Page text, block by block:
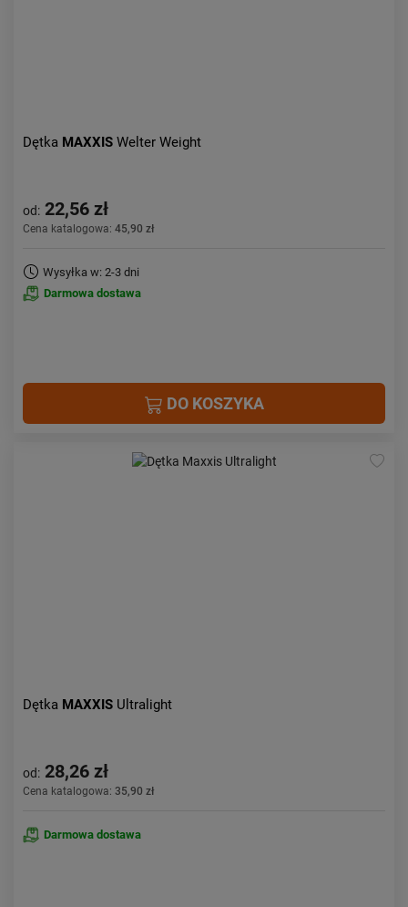
Dętka MAXXIS Welter Weight
od: 22,56 zł
Cena katalogowa: 45,90 zł
Wysyłka w: 2-3 dni
Darmowa dostawa
DO KOSZYKA
Dętka MAXXIS Ultralight
od: 28,26 zł
Cena katalogowa: 35,90 zł
Darmowa dostawa